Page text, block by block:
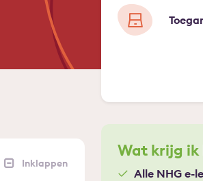
Wat krijg ik
Alle NHG e-